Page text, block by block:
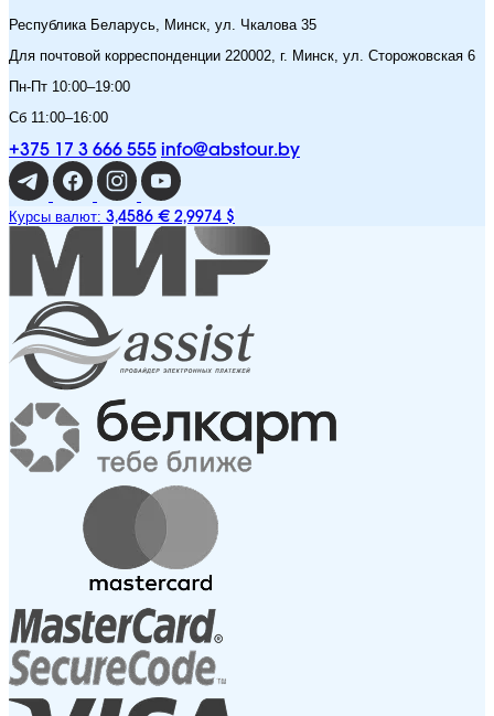
Республика Беларусь, Минск, ул. Чкалова 35
Для почтовой корреспонденции 220002, г. Минск, ул. Сторожовская 6
Пн-Пт 10:00–19:00
Сб 11:00–16:00
+375 17 3 666 555 info@abstour.by
Курсы валют: 3,4586 € 2,9974 $